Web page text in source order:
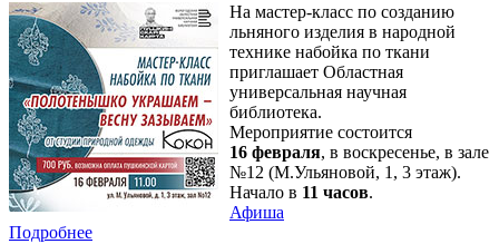
На мастер-класс по созданию
льняного изделия в народной
технике набойка по ткани
приглашает Областная
универсальная научная
библиотека.
Мероприятие состоится
16 февраля, в воскресенье, в зале
№12 (М.Ульяновой, 1, 3 этаж).
Начало в 11 часов.
Афиша
Подробнее